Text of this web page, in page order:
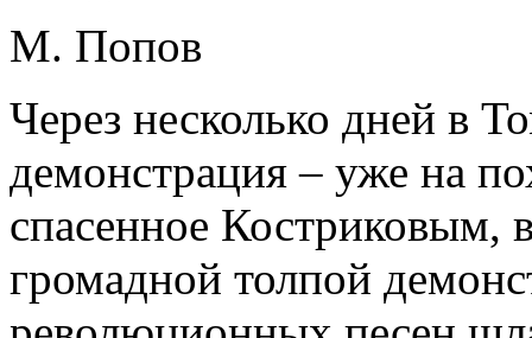
М. Попов
Через несколько дней в
демонстрация – уже на
спасенное Костриковым,
громадной толпой